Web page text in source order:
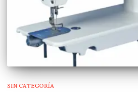
SIN CATEGORÍA